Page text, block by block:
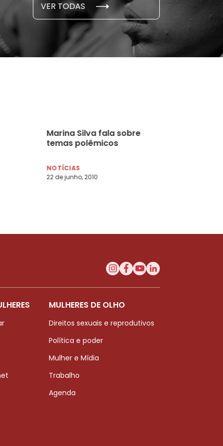
VER TODAS
novembro, 2021
Marina Silva fala sobre
temas polêmicos
NOTÍCIAS
22 de junho, 2010
MULHERES DE OLHO
Direitos sexuais e reprodutivos
Política e poder
Mulher e Mídia
Trabalho
Agenda